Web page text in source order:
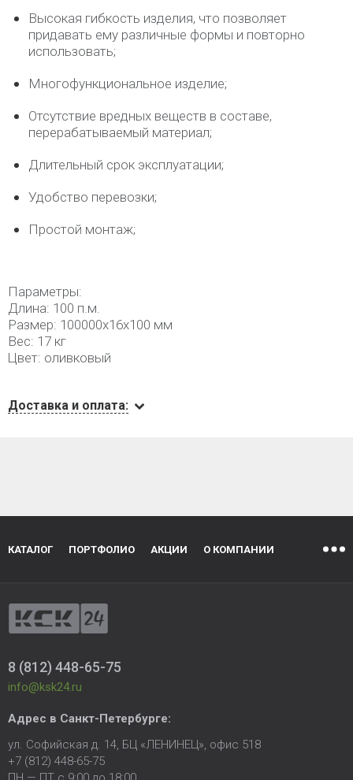
Высокая гибкость изделия, что позволяет
придавать ему различные формы и повторно
использовать;
Многофункциональное изделие;
Отсутствие вредных веществ в составе,
перерабатываемый материал;
Длительный срок эксплуатации;
Удобство перевозки;
Простой монтаж;
Параметры:
Длина: 100 п.м.
Размер: 100000x16x100 мм
Вес: 17 кг
Цвет: оливковый
Доставка и оплата:
КАТАЛОГ ПОРТФОЛИО АКЦИИ О КОМПАНИИ
8 (812) 448-65-75
info@ksk24.ru
Адрес в Санкт-Петербурге:
ул. Софийская д. 14, БЦ «ЛЕНИНЕЦ», офис 518
+7 (812) 448-65-75